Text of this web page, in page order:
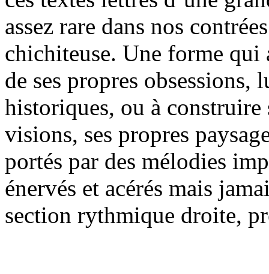
assez rare dans nos
chichiteuse. Une forme qui
de ses propres obsessions,
historiques, ou à construire
visions, ses propres
portés par des mélodies
énervés et acérés mais
section rythmique droite,